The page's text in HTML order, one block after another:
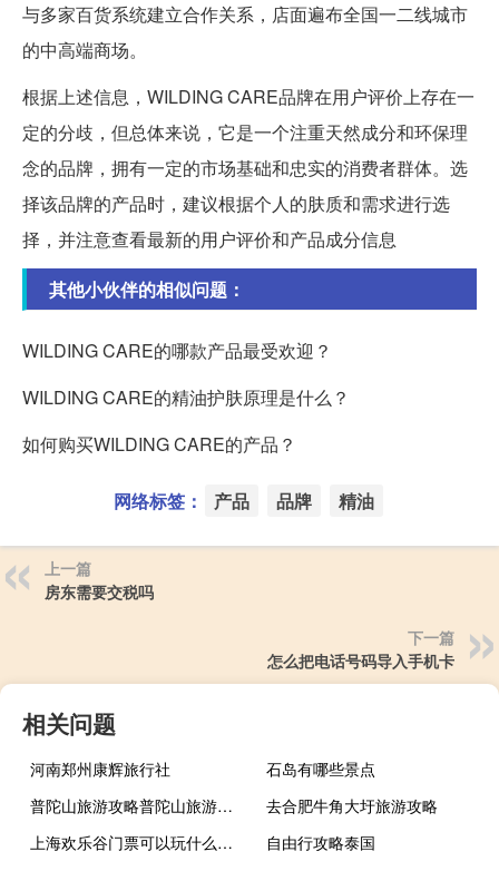
与多家百货系统建立合作关系，店面遍布全国一二线城市
的中高端商场。
根据上述信息，WILDING CARE品牌在用户评价上存在一
定的分歧，但总体来说，它是一个注重天然成分和环保理
念的品牌，拥有一定的市场基础和忠实的消费者群体。选
择该品牌的产品时，建议根据个人的肤质和需求进行选
择，并注意查看最新的用户评价和产品成分信息
其他小伙伴的相似问题：
WILDING CARE的哪款产品最受欢迎？
WILDING CARE的精油护肤原理是什么？
如何购买WILDING CARE的产品？
网络标签： 产品 品牌 精油
上一篇
房东需要交税吗
下一篇
怎么把电话号码导入手机卡
相关问题
河南郑州康辉旅行社
石岛有哪些景点
普陀山旅游攻略普陀山旅游攻略
去合肥牛角大圩旅游攻略
上海欢乐谷门票可以玩什么项目
自由行攻略泰国